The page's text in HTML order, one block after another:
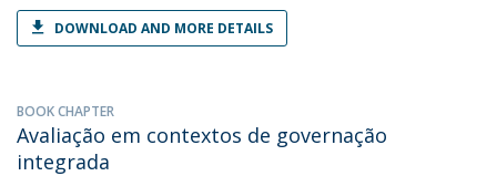
DOWNLOAD AND MORE DETAILS
BOOK CHAPTER
Avaliação em contextos de governação
integrada